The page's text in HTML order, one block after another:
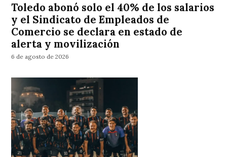
Toledo abonó solo el 40% de los salarios
y el Sindicato de Empleados de
Comercio se declara en estado de
alerta y movilización
6 de agosto de 2026